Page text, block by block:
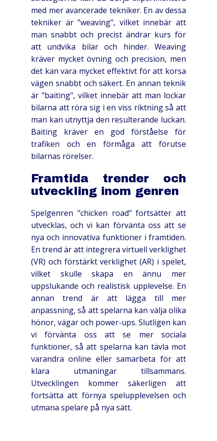
med mer avancerade tekniker. En av dessa
tekniker är "weaving", vilket innebär att
man snabbt och precist ändrar kurs för
att undvika bilar och hinder. Weaving
kräver mycket övning och precision, men
det kan vara mycket effektivt för att korsa
vägen snabbt och säkert. En annan teknik
är "baiting", vilket innebär att man lockar
bilarna att röra sig i en viss riktning så att
man kan utnyttja den resulterande luckan.
Baiting kräver en god förståelse för
trafiken och en förmåga att förutse
bilarnas rörelser.
Framtida trender och
utveckling inom genren
Spelgenren "chicken road" fortsätter att
utvecklas, och vi kan förvänta oss att se
nya och innovativa funktioner i framtiden.
En trend är att integrera virtuell verklighet
(VR) och förstärkt verklighet (AR) i spelet,
vilket skulle skapa en ännu mer
uppslukande och realistisk upplevelse. En
annan trend är att lägga till mer
anpassning, så att spelarna kan välja olika
hönor, vägar och power-ups. Slutligen kan
vi förvänta oss att se mer sociala
funktioner, så att spelarna kan tävla mot
varandra online eller samarbeta för att
klara utmaningar tillsammans.
Utvecklingen kommer säkerligen att
fortsätta att förnya spelupplevelsen och
utmana spelare på nya sätt.